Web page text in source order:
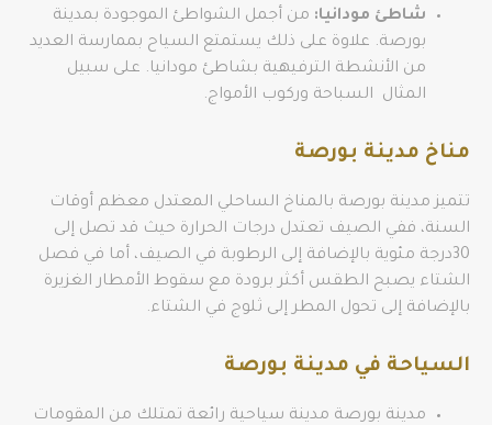
شاطئ مودانيا: من أجمل الشواطئ الموجودة بمدينة
بورصة. علاوة على ذلك يستمتع السياح بممارسة العديد
من الأنشطة الترفيهية بشاطئ مودانيا. على سبيل
المثال السباحة وركوب الأمواج.
مناخ مدينة بورصة
تتميز مدينة بورصة بالمناخ الساحلي المعتدل معظم أوقات
السنة، ففي الصيف تعتدل درجات الحرارة حيث قد تصل إلى
30درجة مئوية بالإضافة إلى الرطوبة في الصيف، أما في فصل
الشتاء يصبح الطقس أكثر برودة مع سقوط الأمطار الغزيرة
بالإضافة إلى تحول المطر إلى ثلوج في الشتاء.
السياحة في مدينة بورصة
مدينة بورصة مدينة سياحية رائعة تمتلك من المقومات